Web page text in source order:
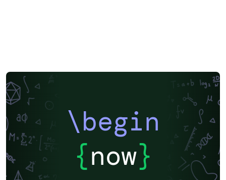
\begin
{now}